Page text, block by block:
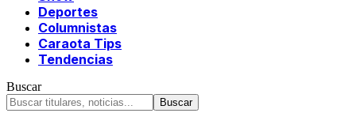
Deportes
Columnistas
Caraota Tips
Tendencias
Buscar